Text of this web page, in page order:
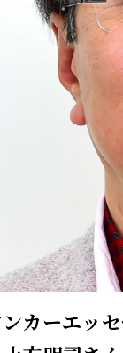
カーエッ